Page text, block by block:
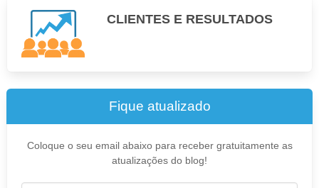
CLIENTES E RESULTADOS
Fique atualizado
Coloque o seu email abaixo para receber gratuitamente as
atualizações do blog!